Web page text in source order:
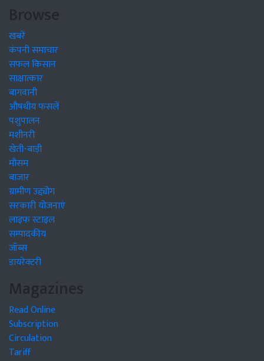
Browse
खबरें
कंपनी समाचार
सफल किसान
साक्षात्कार
बागवानी
औषधीय फसलें
पशुपालन
मशीनरी
खेती-बाड़ी
मौसम
बाजार
ग्रामीण उद्द्योग
सरकारी योजनाएं
लाइफ स्टाइल
सम्पादकीय
जॉब्स
डायरेक्टरी
Magazines
Read Online
Subscription
Circulation
Tariff